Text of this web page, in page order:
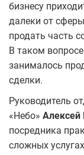
бизнесу
далеки от
продать часть
В таком
занималось
сделки.
Руководитель
«Небо»
посредника
сложных